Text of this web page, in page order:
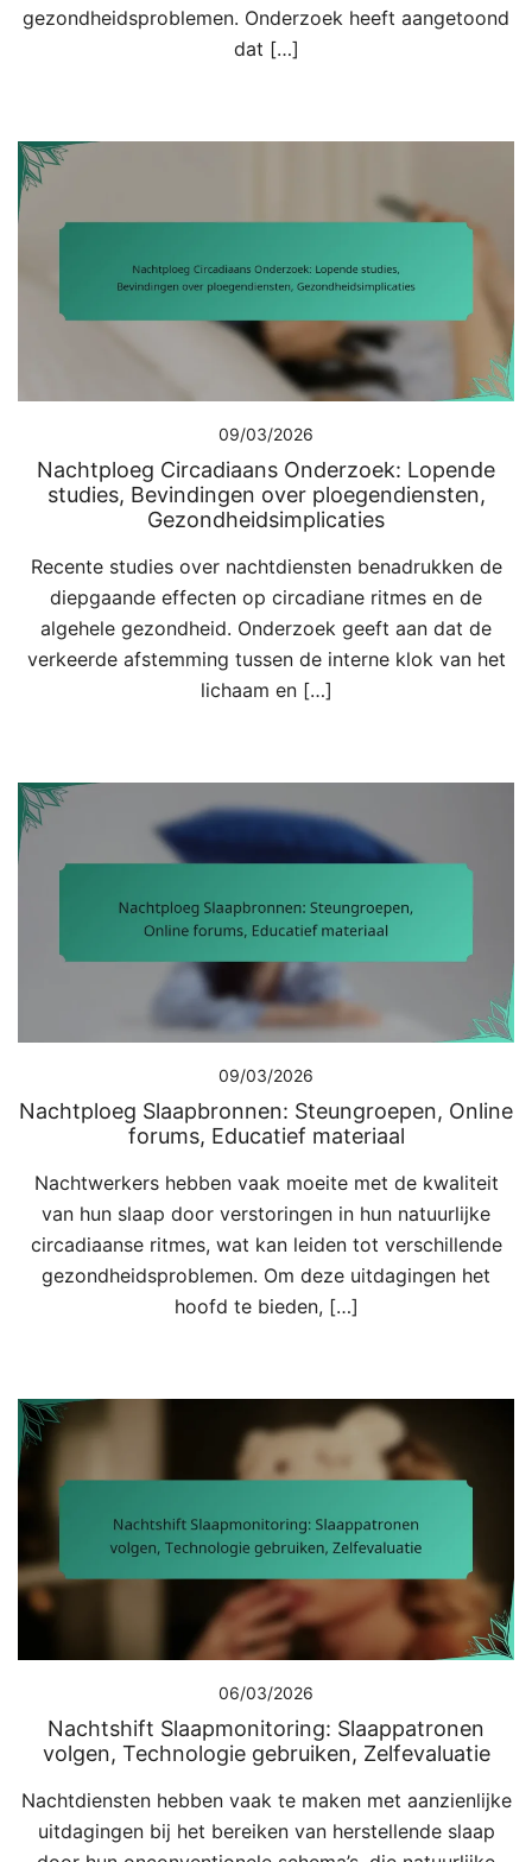
gezondheidsproblemen. Onderzoek heeft aangetoond
dat […]
09/03/2026
Nachtploeg Circadiaans Onderzoek: Lopende
studies, Bevindingen over ploegendiensten,
Gezondheidsimplicaties
Recente studies over nachtdiensten benadrukken de
diepgaande effecten op circadiane ritmes en de
algehele gezondheid. Onderzoek geeft aan dat de
verkeerde afstemming tussen de interne klok van het
lichaam en […]
09/03/2026
Nachtploeg Slaapbronnen: Steungroepen, Online
forums, Educatief materiaal
Nachtwerkers hebben vaak moeite met de kwaliteit
van hun slaap door verstoringen in hun natuurlijke
circadiaanse ritmes, wat kan leiden tot verschillende
gezondheidsproblemen. Om deze uitdagingen het
hoofd te bieden, […]
06/03/2026
Nachtshift Slaapmonitoring: Slaappatronen
volgen, Technologie gebruiken, Zelfevaluatie
Nachtdiensten hebben vaak te maken met aanzienlijke
uitdagingen bij het bereiken van herstellende slaap